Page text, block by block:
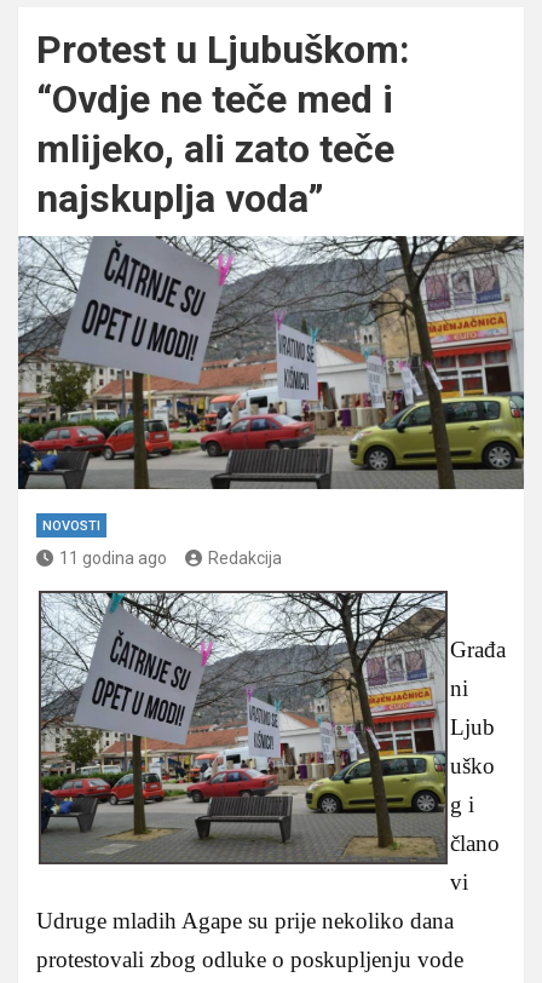
Protest u Ljubuškom:
“Ovdje ne teče med i
mlijeko, ali zato teče
najskuplja voda”
NOVOSTI
11 godina ago Redakcija
Građa
ni
Ljub
uško
g i
člano
vi
Udruge mladih Agape su prije nekoliko dana
protestovali zbog odluke o poskupljenju vode